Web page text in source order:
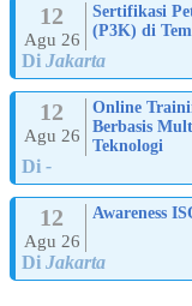
12
Agu 26
Sertifikasi
(P3K) di
Di Jakarta
12
Agu 26
Online
Berbasis
Teknologi
Di -
12
Agu 26
Awareness
Di Jakarta